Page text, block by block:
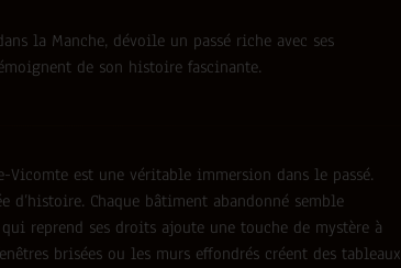
la Manche, dévoile un passé riche avec ses
de son histoire fascinante.
Vicomte est une véritable immersion dans le passé.
d’histoire. Chaque bâtiment abandonné semble
reprend ses droits ajoute une touche de mystère à
brisées ou les murs effondrés créent des tableaux